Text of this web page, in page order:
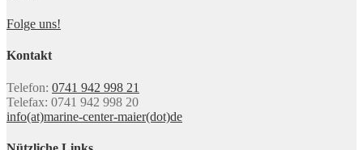
Folge uns!
Kontakt
Telefon: 0741 942 998 21
Telefax: 0741 942 998 20
info(at)marine-center-maier(dot)de